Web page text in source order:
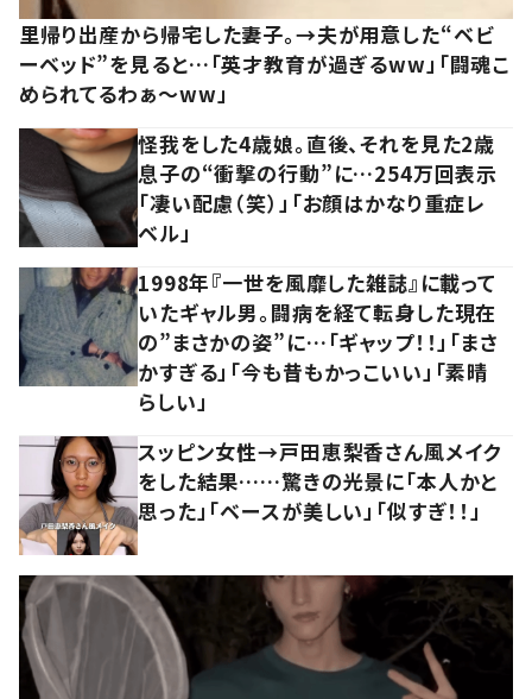
里帰り出産から帰宅した妻子。→夫が用意した“ベビ
ーベッド”を見ると…「英才教育が過ぎるww」「闘魂こ
められてるわぁ～ww」
怪我をした4歳娘。直後、それを見た2歳
息子の“衝撃の行動”に…254万回表示
「凄い配慮（笑）」「お顔はかなり重症レ
ベル」
1998年『一世を風靡した雑誌』に載って
いたギャル男。闘病を経て転身した現在
の”まさかの姿”に…「ギャップ！！」「まさ
かすぎる」「今も昔もかっこいい」「素晴
らしい」
スッピン女性→戸田恵梨香さん風メイク
をした結果……驚きの光景に「本人かと
思った」「ベースが美しい」「似すぎ！！」